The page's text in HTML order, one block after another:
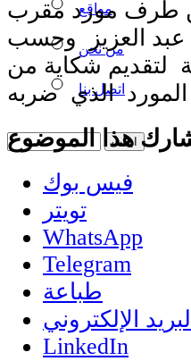
مواقع
من نحن
اتصل بنا
طرف مورد مقرب
عبد العزيز وحسب
لتقديم شكاية من
فيس بوك
تويتر
WhatsApp
Telegram
طباعة
البريد الإلكتروني
LinkedIn